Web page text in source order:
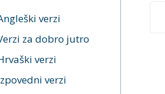
verzi
za dobro jutro
verzi
verzi